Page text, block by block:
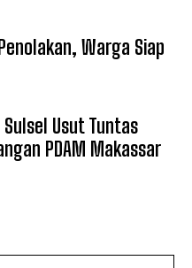
Warga Siap
Usut Tuntas
PDAM Makassar